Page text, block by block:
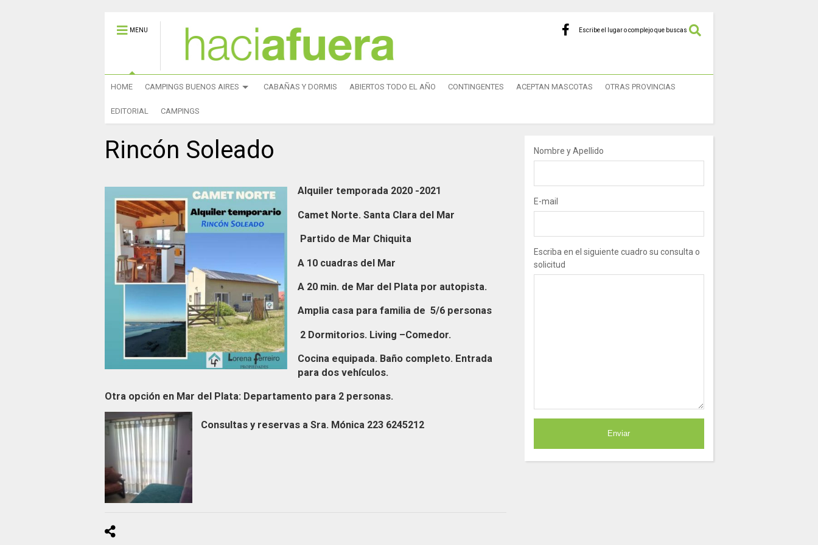
MENU Escribe el lugar o complejo que buscas
HOME CAMPINGS BUENOS AIRES CABAÑAS Y DORMIS ABIERTOS TODO EL AÑO CONTINGENTES ACEPTAN MASCOTAS OTRAS PROVINCIAS
EDITORIAL CAMPINGS
Rincón Soleado
Alquiler temporada 2020 -2021
Camet Norte. Santa Clara del Mar
Partido de Mar Chiquita
A 10 cuadras del Mar
A 20 min. de Mar del Plata por autopista.
Amplia casa para familia de 5/6 personas
2 Dormitorios. Living –Comedor.
Cocina equipada. Baño completo. Entrada
para dos vehículos.
Otra opción en Mar del Plata: Departamento para 2 personas.
Consultas y reservas a Sra. Mónica 223 6245212
Nombre y Apellido
E-mail
Escriba en el siguiente cuadro su consulta o
solicitud